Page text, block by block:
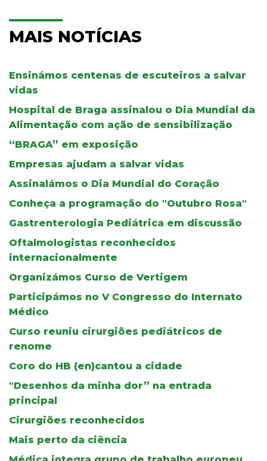
MAIS NOTÍCIAS
Ensinámos centenas de escuteiros a salvar
vidas
Hospital de Braga assinalou o Dia Mundial da
Alimentação com ação de sensibilização
“BRAGA” em exposição
Empresas ajudam a salvar vidas
Assinalámos o Dia Mundial do Coração
Conheça a programação do "Outubro Rosa"
Gastrenterologia Pediátrica em discussão
Oftalmologistas reconhecidos
internacionalmente
Organizámos Curso de Vertigem
Participámos no V Congresso do Internato
Médico
Curso reuniu cirurgiões pediátricos de
renome
Coro do HB (en)cantou a cidade
"Desenhos da minha dor” na entrada
principal
Cirurgiões reconhecidos
Mais perto da ciência